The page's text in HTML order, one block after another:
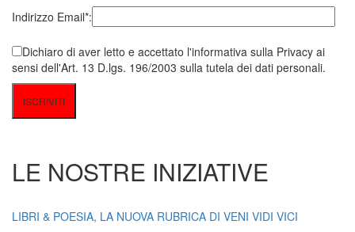
Indirizzo Email*:
Dichiaro di aver letto e accettato l'informativa sulla Privacy ai
sensi dell'Art. 13 D.lgs. 196/2003 sulla tutela dei dati personali.
LE NOSTRE INIZIATIVE
LIBRI & POESIA, LA NUOVA RUBRICA DI VENI VIDI VICI